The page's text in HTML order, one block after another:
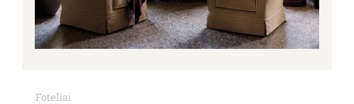
Foteliai